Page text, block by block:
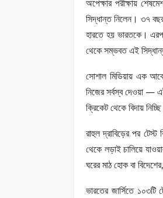
অপেক্ষার পরীক্ষায়
সিদ্ধান্ত নিলেন। ৩৭
হারতে হয় ভারতকে।
থেকে সম্ভবত এই
সোশাল মিডিয়ায় এক
নিজের সর্বস্ব দেওয়া —
ক্রিকেট থেকে বিদায়
রাহুল দ্রাবিড়ের পর টেস্ট
থেকে লড়াই চালিয়ে
ঘরের মাঠ হোক বা
ভারতের জার্সিতে